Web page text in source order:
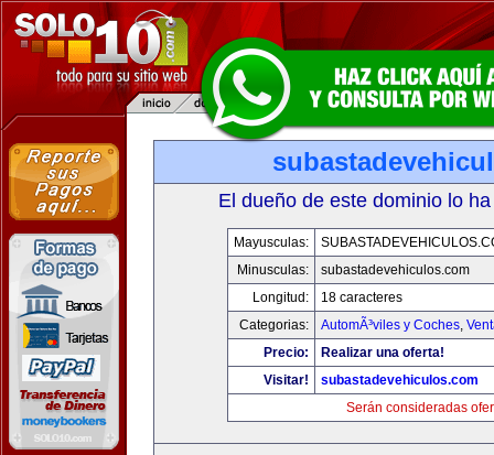
El dueño de este dominio lo
Mayusculas:
Minusculas:
subastadevehiculos.com
Longitud:
18 caracteres
Categorias:
AutomÃ³viles y Coches,
Precio:
Realizar una oferta!
Visitar!
subastadevehiculos.com
Serán consideradas